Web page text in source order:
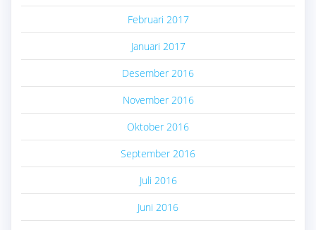
Februari 2017
Januari 2017
Desember 2016
November 2016
Oktober 2016
September 2016
Juli 2016
Juni 2016